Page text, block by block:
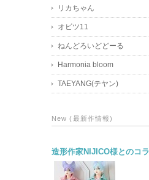
リカちゃん
オビツ11
ねんどろいどどーる
Harmonia bloom
TAEYANG(テヤン)
New (最新作情報)
造形作家NIJICO様とのコ